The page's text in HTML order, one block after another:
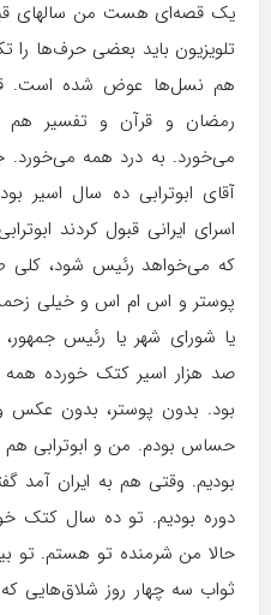
تلویزیون باید بعضی حرف‌ها را
هم نسل‌ها عوض شده است.
رمضان و قرآن و تفسیر
می‌خورد. به درد همه می‌خورد.
آقای ابوترابی ده سال اسیر
اسرای ایرانی قبول کردند
که می‌خواهد رئیس شود، کلی
پوستر و اس ام اس و خیلی
یا شورای شهر یا رئیس
صد هزار اسیر کتک خورده همه
بود. بدون پوستر، بدون عکس
حساس بودم. من و ابوترابی هم
بودیم. وقتی هم به ایران آمد
دوره بودیم. تو ده سال کتک
حالا من شرمنده تو هستم. تو
ثواب سه چهار روز شلاق‌هایی